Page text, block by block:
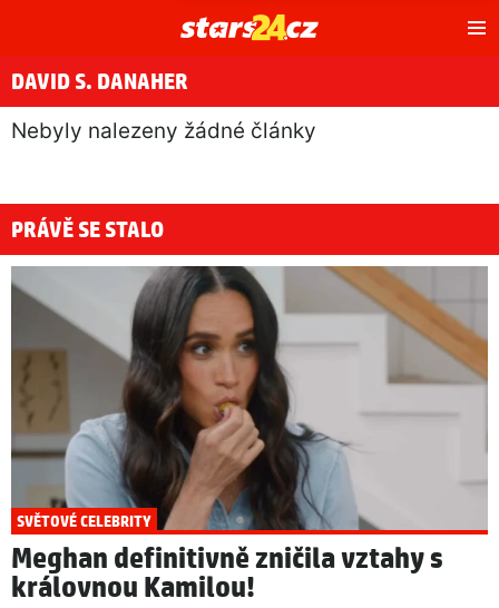
DAVID S. DANAHER
Nebyly nalezeny žádné články
PRÁVĚ SE STALO
SVĚTOVÉ CELEBRITY
Meghan definitivně zničila vztahy s
královnou Kamilou!